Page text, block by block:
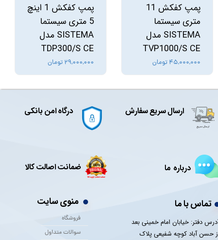
پمپ کفکش 11
متری سیستما
SISTEMA مدل
TVP1000/S CE
۴۵,۰۰۰,۰۰۰ تومان
پمپ کفکش 1 اینچ
5 متری سیستما
SISTEMA مدل
TDP300/S CE
۲۹,۰۰۰,۰۰۰ تومان
ارسال سریع سفارش
منوی سایت
فروشگاه
سوالات متداول
تماس با ما
دفتر: خیابان امام خمینی بعد
حسن آباد کوچه شفیعی پلاک
درگاه امن بانکی
درباره ما ضمانت اصالت کالا